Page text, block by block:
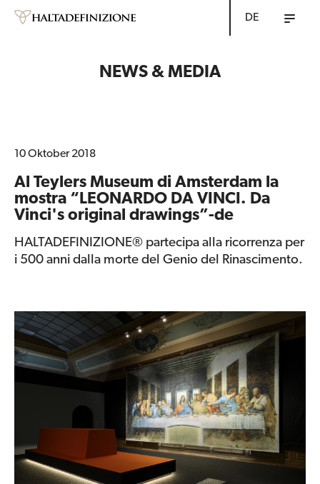
DE
NEWS & MEDIA
10 Oktober 2018
Al Teylers Museum di Amsterdam la
mostra “LEONARDO DA VINCI. Da
Vinci's original drawings”-de
HALTADEFINIZIONE® partecipa alla ricorrenza per
i 500 anni dalla morte del Genio del Rinascimento.